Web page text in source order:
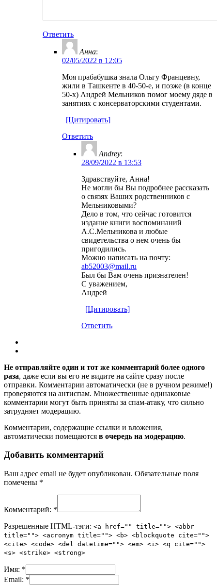
Ответить
Анна:
02/05/2022 в 12:05
Моя прабабушка знала Ольгу Францевну,
жили в Ташкенте в 40-50-е, и позже (в конце
50-х) Андрей Мельников помог моему дяде в
занятиях с консерваторскими студентами.
[Цитировать]
Ответить
Andrey:
28/09/2022 в 13:53
Здравствуйте, Анна!
Не могли бы Вы подробнее рассказать
о связях Ваших родственников с
Мельниковыми?
Дело в том, что сейчас готовится
издание книги воспоминаний
А.С.Мельникова и любые
свидетельства о нем очень бы
пригодились.
Можно написать на почту:
ab52003@mail.ru
Был бы Вам очень признателен!
С уважением,
Андрей
[Цитировать]
Ответить
Не отправляйте один и тот же комментарий более одного
раза, даже если вы его не видите на сайте сразу после
отправки. Комментарии автоматически (не в ручном режиме!)
проверяются на антиспам. Множественные одинаковые
комментарии могут быть приняты за спам-атаку, что сильно
затрудняет модерацию.
Комментарии, содержащие ссылки и вложения,
автоматически помещаются в очередь на модерацию.
Добавить комментарий
Ваш адрес email не будет опубликован. Обязательные поля
помечены *
Комментарий: *
Разрешенные HTML-тэги: <a href="" title=""> <abbr
title=""> <acronym title=""> <b> <blockquote cite="">
<cite> <code> <del datetime=""> <em> <i> <q cite="">
<s> <strike> <strong>
Имя: *
Email: *